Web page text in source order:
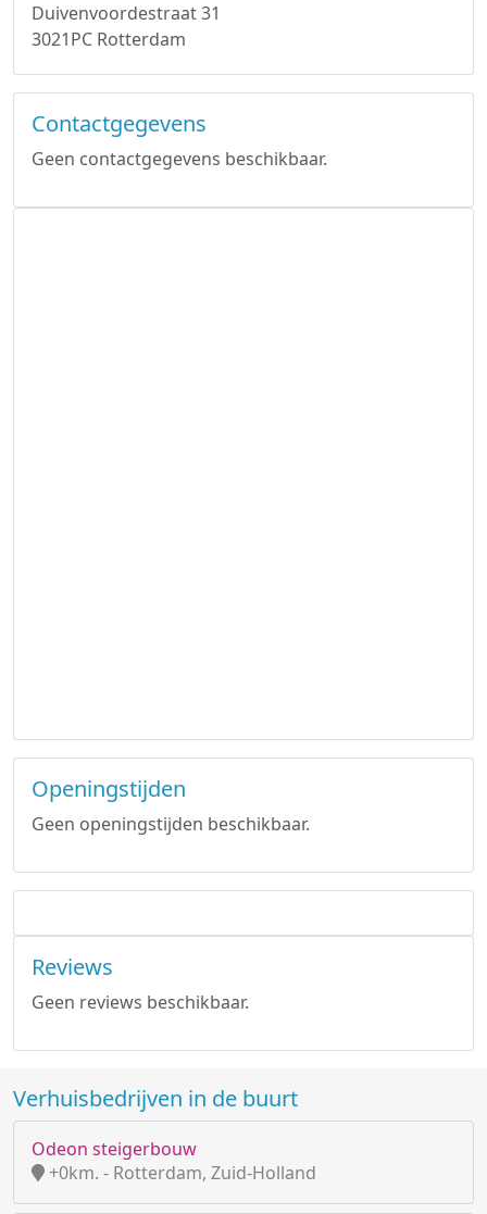
Duivenvoordestraat 31
3021PC Rotterdam
Contactgegevens
Geen contactgegevens beschikbaar.
Openingstijden
Geen openingstijden beschikbaar.
Reviews
Geen reviews beschikbaar.
Verhuisbedrijven in de buurt
Odeon steigerbouw
+0km. - Rotterdam, Zuid-Holland